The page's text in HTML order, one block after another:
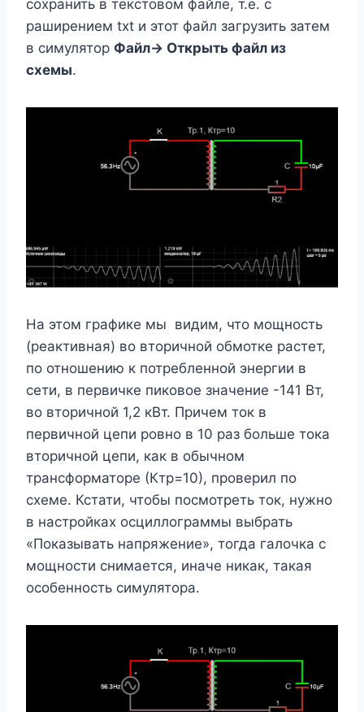
сохранить в текстовом файле, т.е. с
раширением txt и этот файл загрузить затем
в симулятор Файл-> Открыть файл из
схемы.
На этом графике мы видим, что мощность
(реактивная) во вторичной обмотке растет,
по отношению к потребленной энергии в
сети, в первичке пиковое значение -141 Вт,
во вторичной 1,2 кВт. Причем ток в
первичной цепи ровно в 10 раз больше тока
вторичной цепи, как в обычном
трансформаторе (Ктр=10), проверил по
схеме. Кстати, чтобы посмотреть ток, нужно
в настройках осциллограммы выбрать
«Показывать напряжение», тогда галочка с
мощности снимается, иначе никак, такая
особенность симулятора.